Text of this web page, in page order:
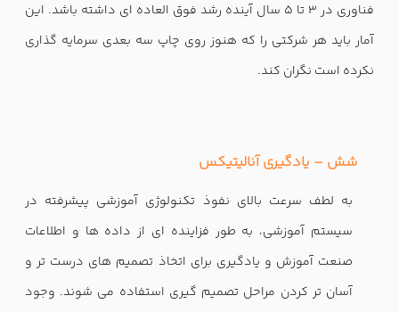
فناوری در 3 تا 5 سال آینده رشد فوق العاده ای داشته باشد. این
آمار باید هر شرکتی را که هنوز روی چاپ سه بعدی سرمایه گذاری
نکرده است نگران کند.
شش – یادگیری آنالیتیکس
به لطف سرعت بالای نفوذ تکنولوژی آموزشی پیشرفته در
سیستم آموزشی، به طور فزاینده ای از داده ها و اطلاعات
صنعت آموزش و یادگیری برای اتخاذ تصمیم های درست تر و
آسان تر کردن مراحل تصمیم گیری استفاده می شوند. وجود